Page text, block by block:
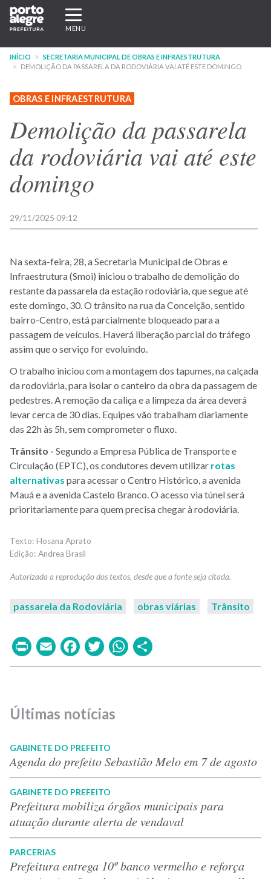
Pular
para
conteúdo
principal
Expandir/recolher
navegação
MENU
INÍCIO
SECRETARIA MUNICIPAL DE OBRAS E INFRAESTRUTURA
DEMOLIÇÃO DA PASSARELA DA RODOVIÁRIA VAI ATÉ ESTE DOMINGO
OBRAS E INFRAESTRUTURA
Demolição da passarela
da rodoviária vai até este
domingo
29/11/2025 09:12
Na sexta-feira, 28, a Secretaria Municipal de Obras e
Infraestrutura (Smoi) iniciou o trabalho de demolição do
restante da passarela da estação rodoviária, que segue até
este domingo, 30. O trânsito na rua da Conceição, sentido
bairro-Centro, está parcialmente bloqueado para a
passagem de veículos. Haverá liberação parcial do tráfego
assim que o serviço for evoluindo.
O trabalho iniciou com a montagem dos tapumes, na calçada
da rodoviária, para isolar o canteiro da obra da passagem de
pedestres. A remoção da caliça e a limpeza da área deverá
levar cerca de 30 dias. Equipes vão trabalham diariamente
das 22h às 5h, sem comprometer o fluxo.
Trânsito - Segundo a Empresa Pública de Transporte e
Circulação (EPTC), os condutores devem utilizar rotas
alternativas para acessar o Centro Histórico, a avenida
Mauá e a avenida Castelo Branco. O acesso via túnel será
prioritariamente para quem precisa chegar à rodoviária.
Hosana Aprato
Andrea Brasil
passarela da Rodoviária obras viárias Trânsito
PrintEmailFacebook
TwitterWhatsApp
Últimas notícias
GABINETE DO PREFEITO
Agenda do prefeito Sebastião Melo em 7 de agosto
GABINETE DO PREFEITO
Prefeitura mobiliza órgãos municipais para
atuação durante alerta de vendaval
PARCERIAS
Prefeitura entrega 10º banco vermelho e reforça